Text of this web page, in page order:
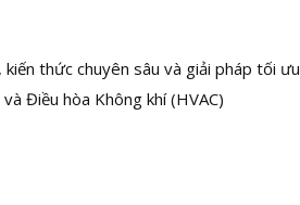
thức chuyên sâu và giải pháp tối ưu
Điều hòa Không khí (HVAC)